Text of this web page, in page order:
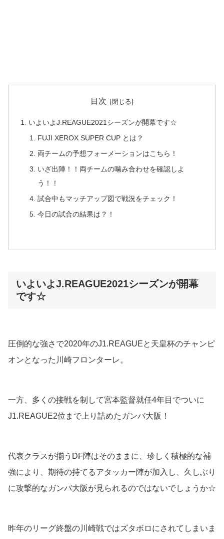
目次
いよいよJ.REAGUE2021シーズンが開幕です☆
FUJI XEROX SUPER CUP とは？
両チームの予想フォーメーションはこちら！
いざ出陣！！両チームの噛み合わせを確認しよ
う！！
試合中もマッチアップ図で戦況をチェック！
今日の試合の結果は？！
いよいよJ.REAGUE2021シーズンが開幕
です☆
圧倒的な強さで2020年のJ1.REAGUEと天皇杯のチャンピ
オンとなった川崎フロンターレ。
一方、多くの接戦を制して宮本監督就任4年目でついに
J1.REAGUE2位まで上り詰めたガンバ大阪！
代表クラスが揃うDF陣はそのままに、珍しく積極的な補
強により、期待の持てるアタッカー陣が加入し、久しぶり
に攻撃的なガンバ大阪が見られるのではないでしょうか☆
昨年のリーグ終盤の川崎戦ではズタボロにされてしまいま